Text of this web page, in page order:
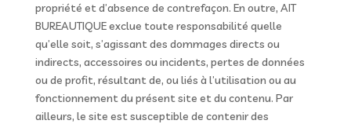
propriété et d’absence de contrefaçon. En outre, AIT
BUREAUTIQUE exclue toute responsabilité quelle
qu’elle soit, s’agissant des dommages directs ou
indirects, accessoires ou incidents, pertes de données
ou de profit, résultant de, ou liés à l’utilisation ou au
fonctionnement du présent site et du contenu. Par
ailleurs, le site est susceptible de contenir des